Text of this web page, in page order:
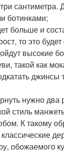
сантиметра.
ботинками;
больше и
то это будет
высокие
такой как
джинсы
нужно два
стиль
К такому
обожаемого